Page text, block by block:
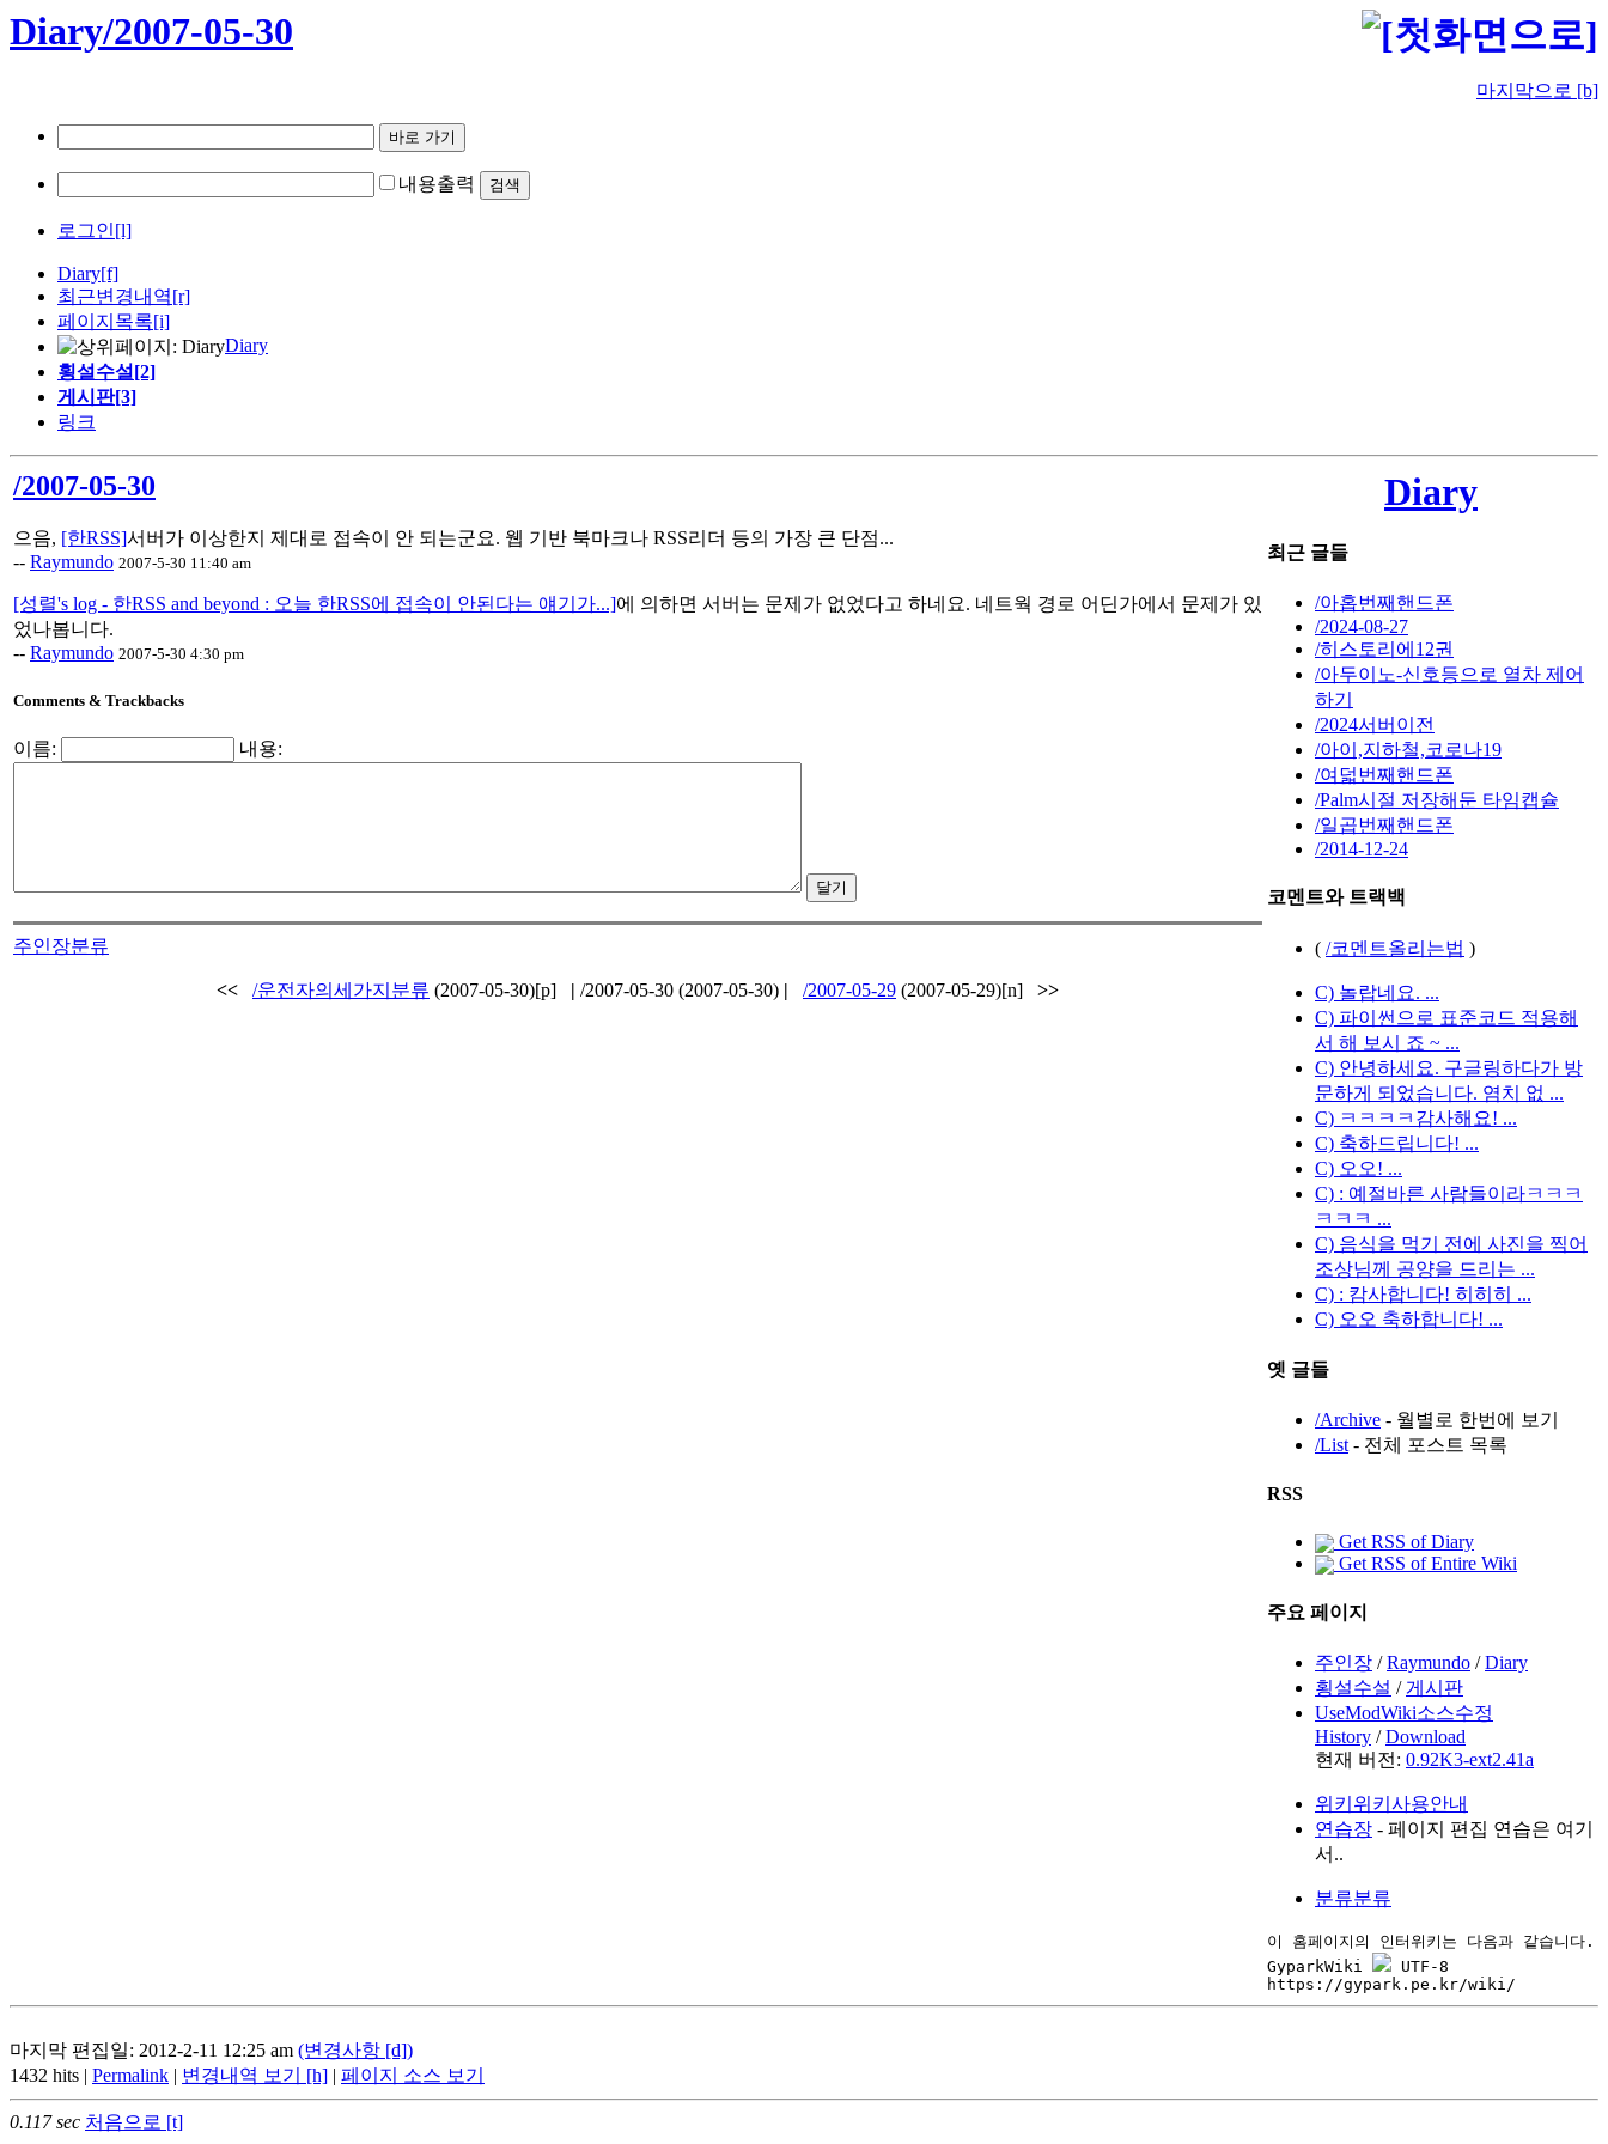
Diary/2007-05-30
마지막으로 [b]
내용출력
로그인[l]
Diary[f]
최근변경내역[r]
페이지목록[i]
Diary
횡설수설[2]
게시판[3]
링크
/2007-05-30
으음, [한RSS]서버가 이상한지 제대로 접속이 안 되는군요. 웹 기반 북마크나 RSS리더 등의 가장 큰 단점...
-- Raymundo 2007-5-30 11:40 am
[성렬's log - 한RSS and beyond : 오늘 한RSS에 접속이 안된다는 얘기가...]에 의하면 서버는 문제가 없었다고 하네요. 네트웍 경로 어딘가에서 문제가 있
었나봅니다.
-- Raymundo 2007-5-30 4:30 pm
Comments & Trackbacks
이름: 내용:
주인장분류
<< /운전자의세가지분류 (2007-05-30)[p] | /2007-05-30 (2007-05-30) | /2007-05-29 (2007-05-29)[n] >>
Diary
최근 글들
/아홉번째핸드폰
/2024-08-27
/히스토리에12권
/아두이노-신호등으로 열차 제어
하기
/2024서버이전
/아이,지하철,코로나19
/여덟번째핸드폰
/Palm시절 저장해둔 타임캡슐
/일곱번째핸드폰
/2014-12-24
코멘트와 트랙백
( /코멘트올리는법 )
C) 놀랍네요. ...
C) 파이썬으로 표준코드 적용해
서 해 보시 죠 ~ ...
C) 안녕하세요. 구글링하다가 방
문하게 되었습니다. 염치 없 ...
C) ㅋㅋㅋㅋ감사해요! ...
C) 축하드립니다! ...
C) 오오! ...
C) : 예절바른 사람들이라ㅋㅋㅋ
ㅋㅋㅋ ...
C) 음식을 먹기 전에 사진을 찍어
조상님께 공양을 드리는 ...
C) : 캄사합니다! 히히히 ...
C) 오오 축하합니다! ...
옛 글들
/Archive - 월별로 한번에 보기
/List - 전체 포스트 목록
RSS
Get RSS of Diary
Get RSS of Entire Wiki
주요 페이지
주인장 /Raymundo /Diary
횡설수설 /게시판
UseModWiki소스수정
History /Download
현재 버전: 0.92K3-ext2.41a
위키위키사용안내
연습장 - 페이지 편집 연습은 여기
서..
분류분류
이 홈페이지의 인터위키는 다음과 같습니다.
GyparkWiki
UTF-8
마지막 편집일: 2012-2-11 12:25 am (변경사항 [d])
1432 hits | Permalink | 변경내역 보기 [h] | 페이지 소스 보기
0.117 sec 처음으로 [t]